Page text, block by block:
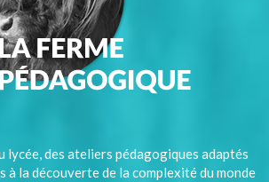
lycée, des ateliers pédagogiques adaptés
à la découverte de la complexité du monde